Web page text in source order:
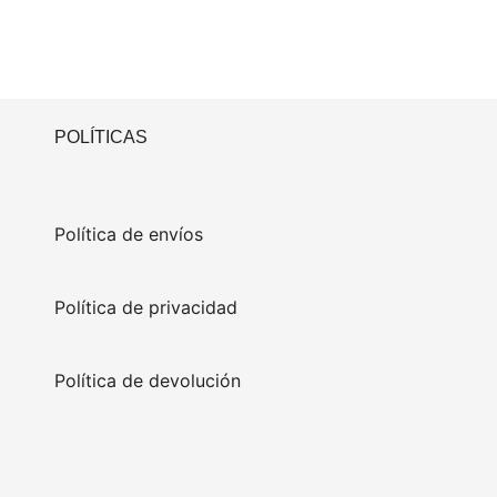
POLÍTICAS
Política de envíos
Política de privacidad
Política de devolución